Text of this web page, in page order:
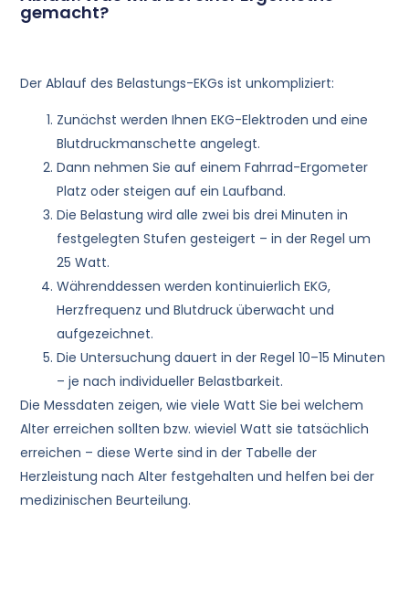
gemacht?
Der Ablauf des Belastungs-EKGs ist unkompliziert:
Zunächst werden Ihnen EKG-Elektroden und eine
Blutdruckmanschette angelegt.
Dann nehmen Sie auf einem Fahrrad-Ergometer
Platz oder steigen auf ein Laufband.
Die Belastung wird alle zwei bis drei Minuten in
festgelegten Stufen gesteigert – in der Regel um
25 Watt.
Währenddessen werden kontinuierlich EKG,
Herzfrequenz und Blutdruck überwacht und
aufgezeichnet.
Die Untersuchung dauert in der Regel 10–15 Minuten
– je nach individueller Belastbarkeit.
Die Messdaten zeigen, wie viele Watt Sie bei welchem
Alter erreichen sollten bzw. wieviel Watt sie tatsächlich
erreichen – diese Werte sind in der Tabelle der
Herzleistung nach Alter festgehalten und helfen bei der
medizinischen Beurteilung.